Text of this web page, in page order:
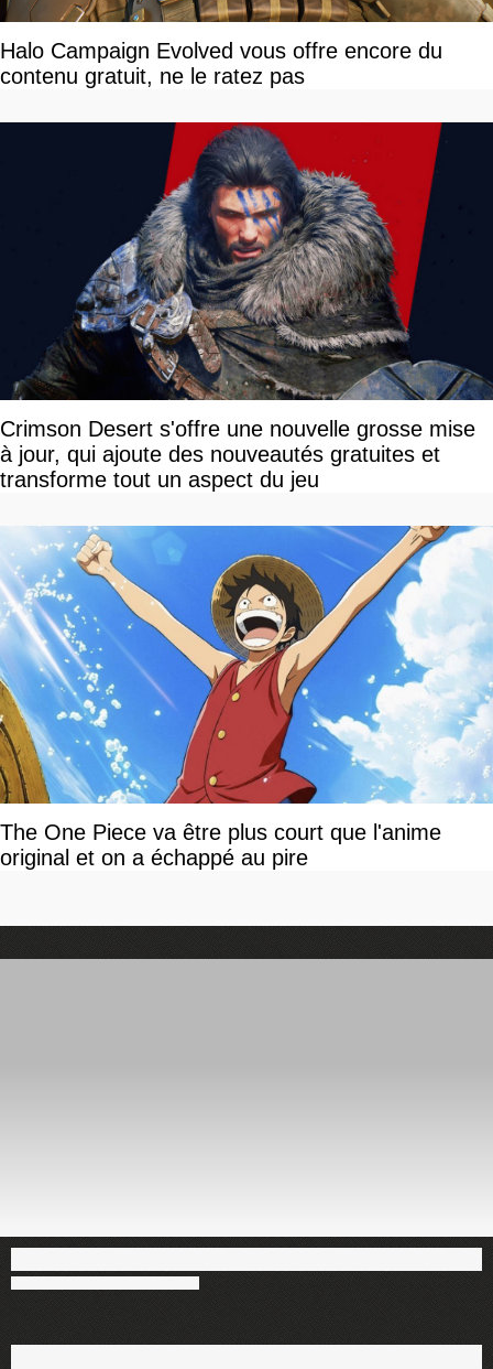
Halo Campaign Evolved vous offre encore du
contenu gratuit, ne le ratez pas
Crimson Desert s'offre une nouvelle grosse mise
à jour, qui ajoute des nouveautés gratuites et
transforme tout un aspect du jeu
The One Piece va être plus court que l'anime
original et on a échappé au pire